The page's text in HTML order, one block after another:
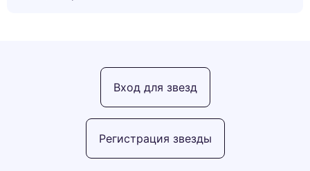
Регистрация звезды
Вход для звезд